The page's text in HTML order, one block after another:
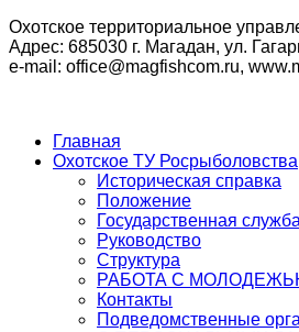
Охотское территориальное
Адрес: 685030 г. Магадан, ул.
e-mail: office@magfishcom.ru,
Главная
Охотское ТУ Росрыболовства
Историческая справка
Положение
Государственная
Руководство
Структура
РАБОТА С
Контакты
Подведомственные